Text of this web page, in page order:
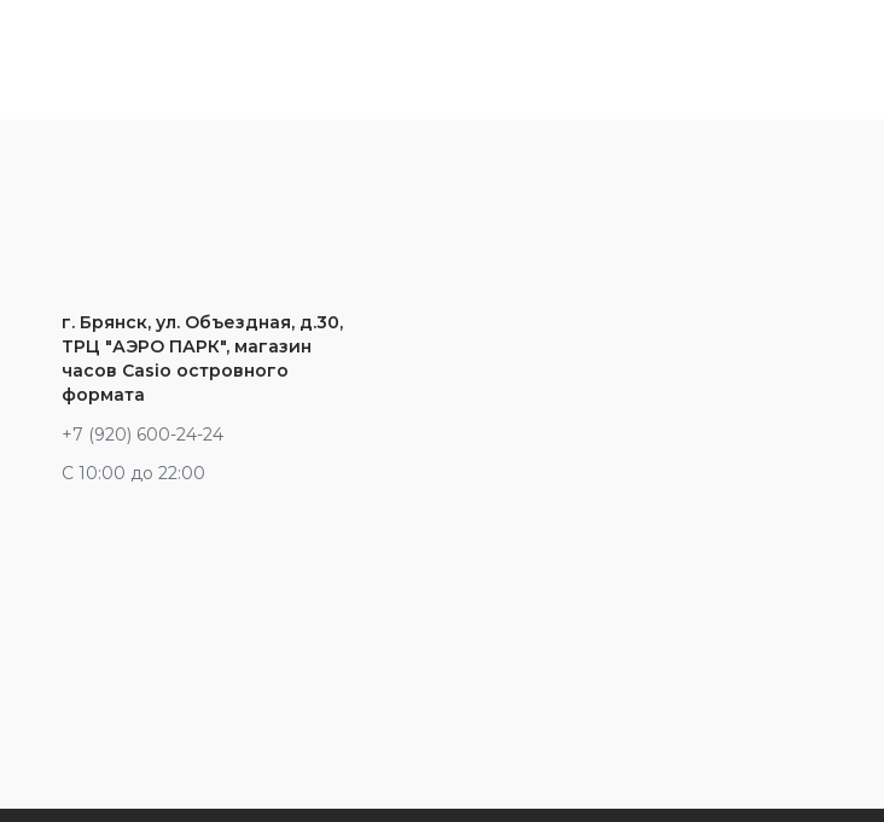
г. Брянск, ул. Объездная, д.30,
ТРЦ "АЭРО ПАРК", магазин
часов Casio островного
формата
+7 (920) 600-24-24
С 10:00 до 22:00